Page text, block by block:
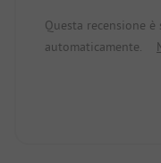
piscina nella zona
ottimale con il
troverete un
con vista sulle
Questa recensione
automaticamente.